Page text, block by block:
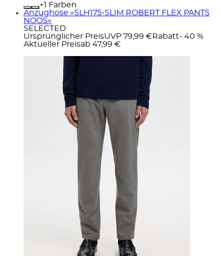
+
Farben
Anzughose »SLH175-SLIM ROBERT FLEX PANTS
NOOS«
SELECTED
Ursprünglicher PreisUVP 79,99 € Rabatt- 40 %
Aktueller Preisab 47,99 €